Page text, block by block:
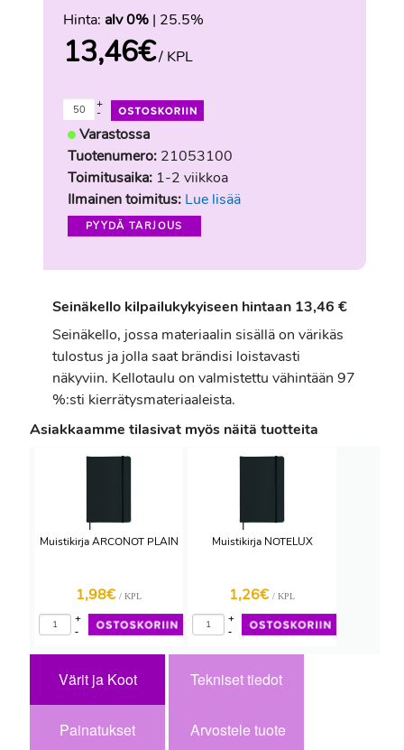
Hinta: alv 0% | 25.5%
13,46€/ KPL
-
+
Varastossa
Tuotenumero: 21053100
Toimitusaika: 1-2 viikkoa
Ilmainen toimitus: Lue lisää
PYYDÄ TARJOUS
Seinäkello kilpailukykyiseen hintaan 13,46 €
Seinäkello, jossa materiaalin sisällä on värikäs
tulostus ja jolla saat brändisi loistavasti
näkyviin. Kellotaulu on valmistettu vähintään 97
%:sti kierrätysmateriaaleista.
Asiakkaamme tilasivat myös näitä tuotteita
Muistikirja ARCONOT PLAIN
1,98€ / KPL
-
+
Muistikirja NOTELUX
1,26€ / KPL
-
+
Värit ja Koot Tekniset tiedot
Painatukset Arvostele tuote